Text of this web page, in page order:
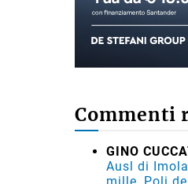
Commenti
GINO
Ausl di